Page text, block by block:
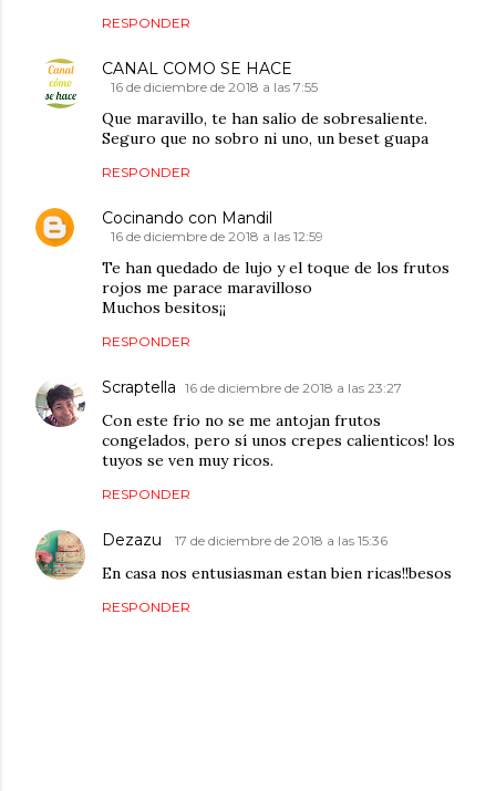
RESPONDER
CANAL COMO SE HACE
16 de diciembre de 2018 a las 7:55
Que maravillo, te han salio de sobresaliente.
Seguro que no sobro ni uno, un beset guapa
RESPONDER
Cocinando con Mandil
16 de diciembre de 2018 a las 12:59
Te han quedado de lujo y el toque de los frutos
rojos me parace maravilloso
Muchos besitos¡¡
RESPONDER
Scraptella 16 de diciembre de 2018 a las 23:27
Con este frio no se me antojan frutos
congelados, pero sí unos crepes calienticos! los
tuyos se ven muy ricos.
RESPONDER
Dezazu 17 de diciembre de 2018 a las 15:36
En casa nos entusiasman estan bien ricas!!besos
RESPONDER